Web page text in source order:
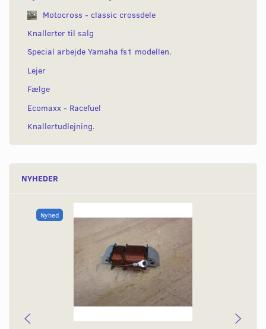
Motocross - classic crossdele
Knallerter til salg
Special arbejde Yamaha fs1 modellen.
Lejer
Fælge
Ecomaxx - Racefuel
Knallertudlejning.
NYHEDER
Nyhed